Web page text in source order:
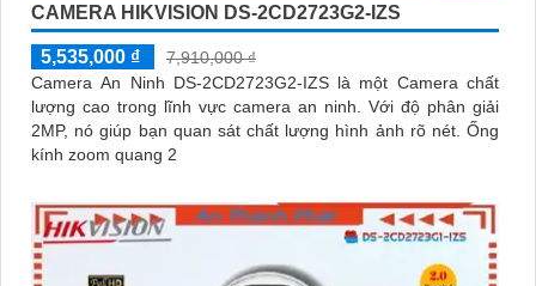
CAMERA HIKVISION DS-2CD2723G2-IZS
5,535,000 ₫
7,910,000 ₫
Camera An Ninh DS-2CD2723G2-IZS là một Camera chất
lượng cao trong lĩnh vực camera an ninh. Với độ phân giải
2MP, nó giúp bạn quan sát chất lượng hình ảnh rõ nét. Ống
kính zoom quang 2